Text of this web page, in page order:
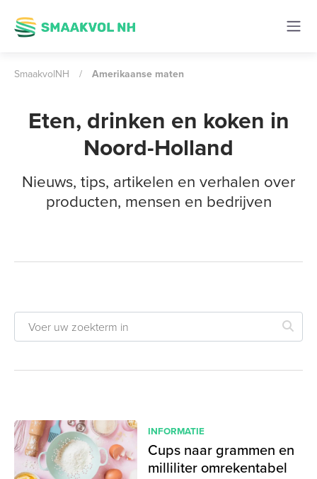
SmaakvolNH / Amerikaanse maten
Eten, drinken en koken in
Noord-Holland
Nieuws, tips, artikelen en verhalen over
producten, mensen en bedrijven
INFORMATIE
Cups naar grammen en
milliliter omrekentabel